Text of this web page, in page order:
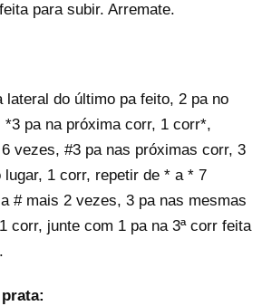
para subir. Arremate.
lateral do último pa feito, 2 pa no
*3 pa na próxima corr, 1 corr*,
vezes, #3 pa nas próximas corr, 3
1 corr, repetir de * a * 7
# mais 2 vezes, 3 pa nas mesmas
corr, junte com 1 pa na 3ª corr feita